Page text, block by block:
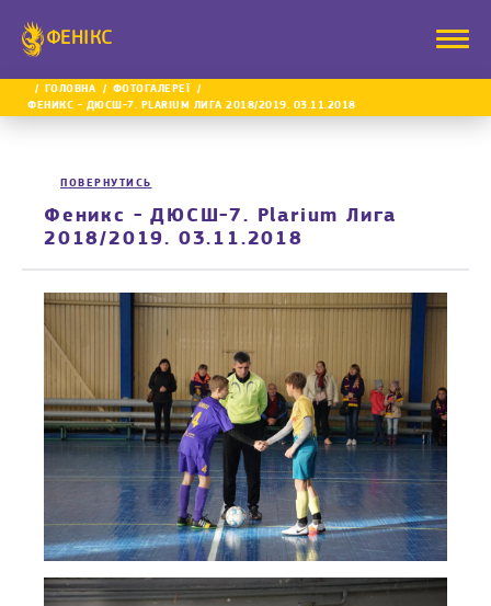
ФЕНІКС
ГОЛОВНА
ФОТОГАЛЕРЕЇ
ФЕНИКС - ДЮСШ-7. PLARIUM ЛИГА 2018/2019. 03.11.2018
ПОВЕРНУТИСЬ
Феникс - ДЮСШ-7. Plarium Лига
2018/2019. 03.11.2018